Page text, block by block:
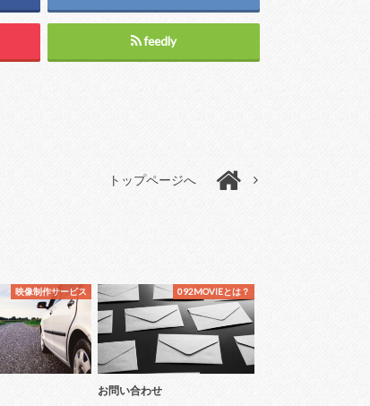
feedly
トップページへ
映像制作サービス 092MOVIEとは？
お問い合わせ